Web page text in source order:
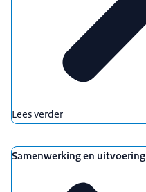
Lees verder
Samenwerking en uitvoering